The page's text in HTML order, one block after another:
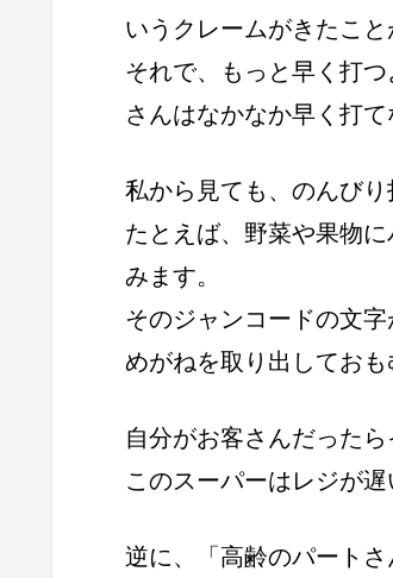
いうクレームがきたこと
それで、もっと早く打
さんはなかなか早く打て
私から見ても、のんびり
たとえば、野菜や果物
みます。
そのジャンコードの文字
めがねを取り出しておも
自分がお客さんだった
このスーパーはレジが
逆に、「高齢のパートさ